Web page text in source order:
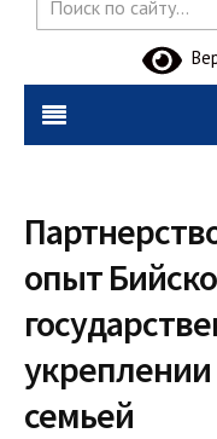
опыт
укреплении
семьей